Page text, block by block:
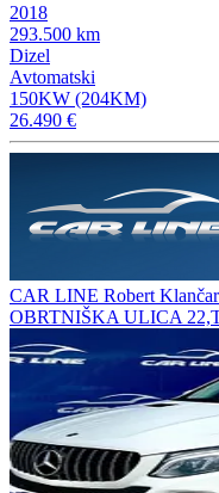
2018
293.500 km
Dizel
Avtomatski
150KW (204KM)
26.490 €
CAR LINE Robert Klančar
OBRTNIŠKA ULICA